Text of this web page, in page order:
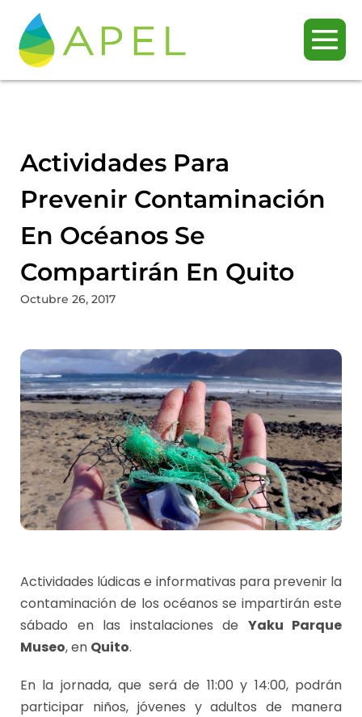
Actividades Para
Prevenir Contaminación
En Océanos Se
Compartirán En Quito
Octubre 26, 2017
Actividades lúdicas e informativas para prevenir la
contaminación de los océanos se impartirán este
sábado en las instalaciones de Yaku Parque
Museo, en Quito.
En la jornada, que será de 11:00 y 14:00, podrán
participar niños, jóvenes y adultos de manera